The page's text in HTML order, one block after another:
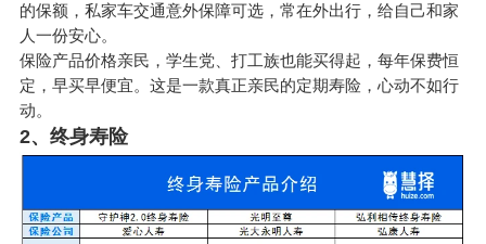
的保额，私家车交通意外保障可选，常在外出行，给自己和家
人一份安心。
保险产品价格亲民，学生党、打工族也能买得起，每年保费恒
定，早买早便宜。这是一款真正亲民的定期寿险，心动不如行
动。
2、终身寿险